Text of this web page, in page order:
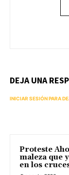
DEJA UNA
INICIAR SESIÓN PARA
Proteste
maleza que
en los